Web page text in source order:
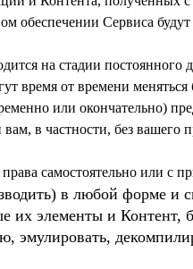
на стадии
время от времени
или окончательно)
в любой форме
элементы и Контент,
эмулировать,